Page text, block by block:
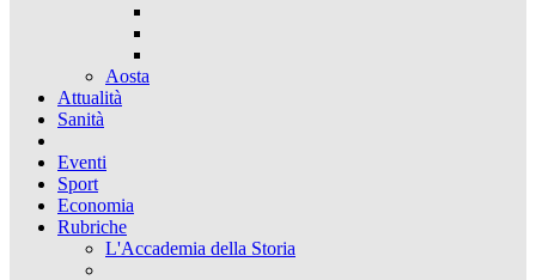
Aosta
Attualità
Sanità
Eventi
Sport
Economia
Rubriche
L'Accademia della Storia